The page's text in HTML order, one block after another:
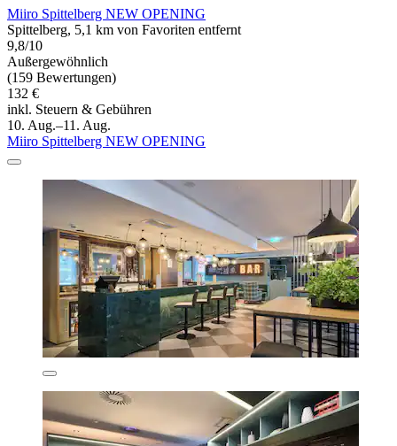
Miiro Spittelberg NEW OPENING
Spittelberg, 5,1 km von Favoriten entfernt
9,8/10
Außergewöhnlich
(159 Bewertungen)
132 €
inkl. Steuern & Gebühren
10. Aug.–11. Aug.
Miiro Spittelberg NEW OPENING